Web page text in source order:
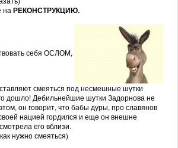
наРЕКОНСТРУКЦИЮ.
себя ОСЛОМ,
смеяться под несмешные шутки
дошло! Дебильнейшие шутки Задорнова не
он говорит, что бабы дуры, про славянов
нацией гордился и еще он внешне
его вблизи.
нужно смеяться)